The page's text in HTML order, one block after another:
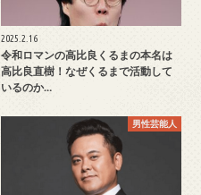
2025.2.16
令和ロマンの高比良くるまの本名は
高比良直樹！なぜくるまで活動して
いるのか…
男性芸能人